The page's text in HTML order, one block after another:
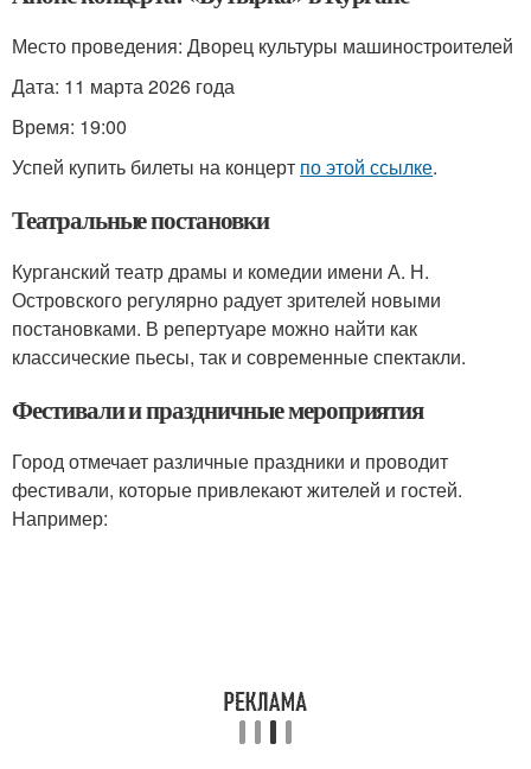
Место проведения: Дворец культуры машиностроителей
Дата: 11 марта 2026 года
Время: 19:00
Успей купить билеты на концерт по этой ссылке.
Театральные постановки
Курганский театр драмы и комедии имени А. Н.
Островского регулярно радует зрителей новыми
постановками. В репертуаре можно найти как
классические пьесы, так и современные спектакли.
Фестивали и праздничные мероприятия
Город отмечает различные праздники и проводит
фестивали, которые привлекают жителей и гостей.
Например: